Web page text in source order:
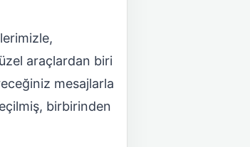
araçlardan biri
mesajlarla
birbirinden